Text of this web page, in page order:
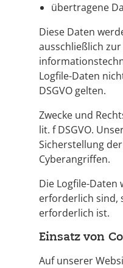
übertragene
Diese Daten
ausschließlich
Logfile-Daten
DSGVO gelten.
Zwecke und
lit. f DSGVO.
Sicherstellung
Cyberangriffen.
Die Logfile-
erforderlich sind,
erforderlich ist.
Einsatz von
Auf unserer